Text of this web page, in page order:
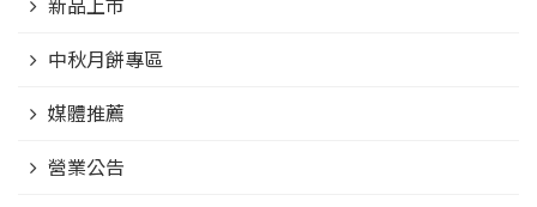
新品上市
中秋月餅專區
媒體推薦
營業公告